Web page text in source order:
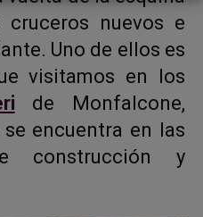
cruceros nuevos e
Uno de ellos es
visitamos en los
de Monfalcone,
encuentra en las
construcción y